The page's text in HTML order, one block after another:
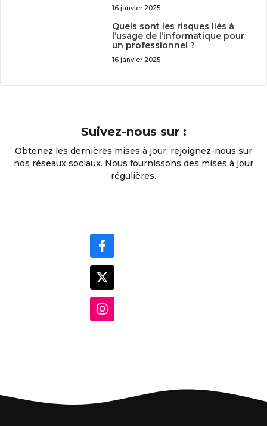
16 janvier 2025
Quels sont les risques liés à
l’usage de l’informatique pour
un professionnel ?
16 janvier 2025
Suivez-nous sur :
Obtenez les dernières mises à jour, rejoignez-nous sur
nos réseaux sociaux. Nous fournissons des mises à jour
régulières.